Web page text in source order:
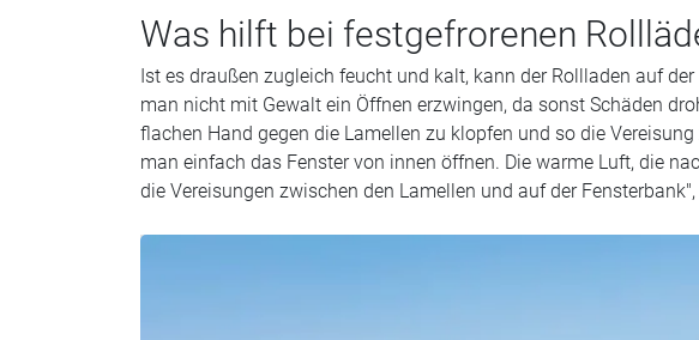
Was hilft bei festgefrorenen
Ist es draußen zugleich feucht und kalt, kann der Rollladen auf
man nicht mit Gewalt ein Öffnen erzwingen, da sonst Schäden
flachen Hand gegen die Lamellen zu klopfen und so die
man einfach das Fenster von innen öffnen. Die warme Luft, die
die Vereisungen zwischen den Lamellen und auf der